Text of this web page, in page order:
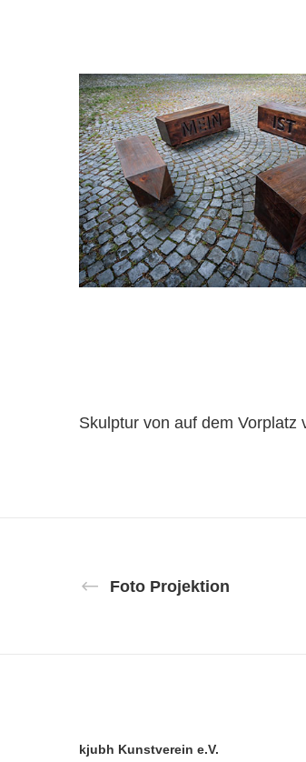
Skulptur von auf dem Vorplatz
Foto Projektion
kjubh Kunstverein e.V.